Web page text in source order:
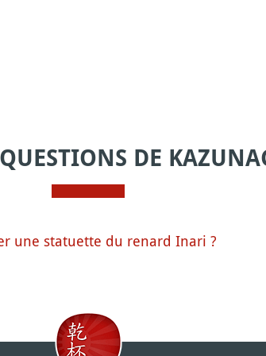
DE
une statuette du renard Inari ?